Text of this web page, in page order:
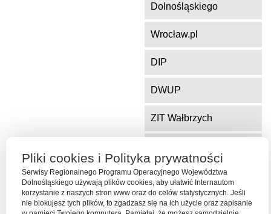
Dolnośląskiego
Wrocław.pl
DIP
DWUP
ZIT Wałbrzych
Serwis współfinansowany ze środków Funduszu Spójności Unii
Europejskiej w ramach Programu Operacyjnego Pomoc Techniczna
Pliki cookies i Polityka prywatności
Serwisy Regionalnego Programu Operacyjnego Województwa
Dolnośląskiego używają plików cookies, aby ułatwić Internautom
korzystanie z naszych stron www oraz do celów statystycznych. Jeśli
nie blokujesz tych plików, to zgadzasz się na ich użycie oraz zapisanie